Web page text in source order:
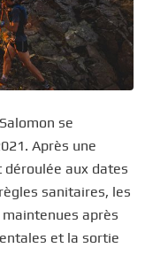
se
Après une
aux dates
sanitaires, les
après
et la sortie